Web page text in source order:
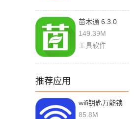
苗木通 6.3.0
149.39M
工具软件
推荐应用
wifi钥匙万能锁
5.2.18 安卓版
85.8M